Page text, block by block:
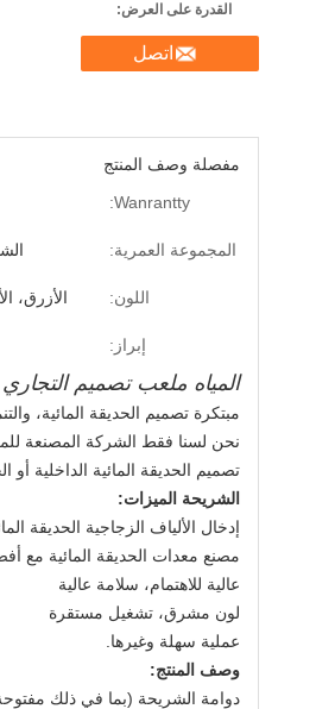
القدرة على العرض:
اتصل
مفصلة وصف المنتج
Wanrantty:
المجموعة العمرية:
اللون: الأزرق،
إبراز:
المياه ملعب تصميم
مبتكرة تصميم الحديقة المائية،
نحن لسنا فقط الشركة المصنعة
تصميم الحديقة المائية الداخلية
الشريحة الميزات:
إدخال الألياف الزجاجية الحديقة
مصنع معدات الحديقة المائية مع
عالية للاهتمام، سلامة عالية
لون مشرق، تشغيل مستقرة
عملية سهلة وغيرها.
وصف المنتج:
دوامة الشريحة (بما في ذلك